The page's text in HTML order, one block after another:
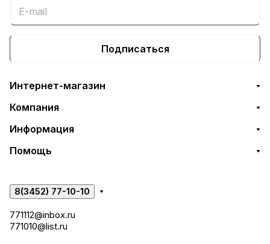
Подписаться
Интернет-магазин
Компания
Информация
Помощь
8(3452) 77-10-10
771112@inbox.ru
771010@list.ru